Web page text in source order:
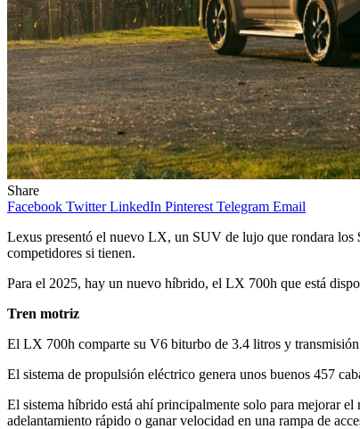
Share
Facebook Twitter LinkedIn Pinterest Telegram Email
Lexus presentó el nuevo LX, un SUV de lujo que rondara los
competidores si tienen.
Para el 2025, hay un nuevo híbrido, el LX 700h que está
Tren motriz
El LX 700h comparte su V6 biturbo de 3.4 litros y
El sistema de propulsión eléctrico genera unos buenos 457
El sistema híbrido está ahí principalmente solo para mejorar
adelantamiento rápido o ganar velocidad en una rampa de